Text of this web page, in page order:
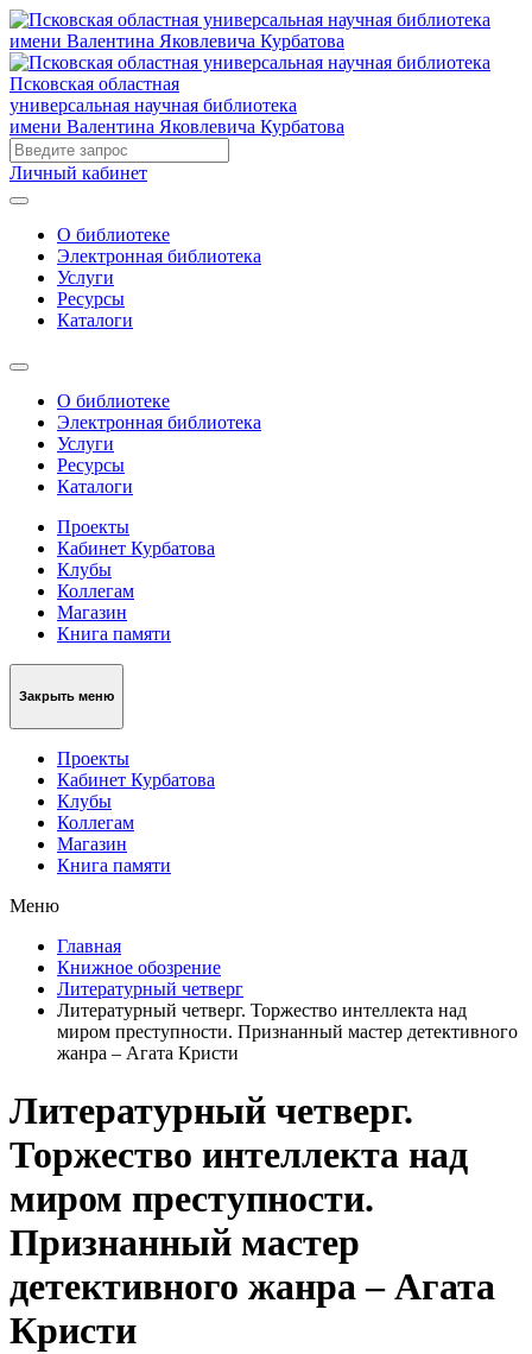
Псковская областная
универсальная научная библиотека
имени Валентина Яковлевича Курбатова
Личный кабинет
О библиотеке
Электронная библиотека
Услуги
Ресурсы
Каталоги
О библиотеке
Электронная библиотека
Услуги
Ресурсы
Каталоги
Проекты
Кабинет Курбатова
Клубы
Коллегам
Магазин
Книга памяти
Закрыть меню
Проекты
Кабинет Курбатова
Клубы
Коллегам
Магазин
Книга памяти
Меню
Главная
Книжное обозрение
Литературный четверг
Литературный четверг. Торжество интеллекта над
миром преступности. Признанный мастер детективного
жанра – Агата Кристи
Литературный четверг.
Торжество интеллекта над
миром преступности.
Признанный мастер
детективного жанра – Агата
Кристи